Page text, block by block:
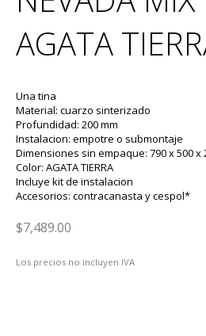
AGATA
Una tina
Material: cuarzo sinterizado
Profundidad: 200 mm
Instalacion: empotre o submontaje
Dimensiones sin empaque: 790 x 500 x
Color: AGATA TIERRA
Incluye kit de instalacion
Accesorios: contracanasta y cespol*
$7,489.00
Los precios no incluyen IVA